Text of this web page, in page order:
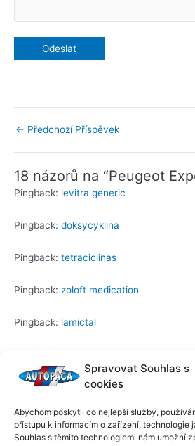
Spravovat Souhlas s
cookies
Abychom poskytli co nejlepší služby,
přístupu k informacím o zařízení, technologie
Souhlas s těmito technologiemi nám umožní
← Předchozí Příspěvek
18 názorů na “Peugeot
Pingback: levitra generic
Pingback: doksycyklina
Pingback: tetraciclinas
Pingback: zoloft medication
Pingback: lamictal
Pingback:cialis side effects with alcohol
Pingback:omeprazole class action